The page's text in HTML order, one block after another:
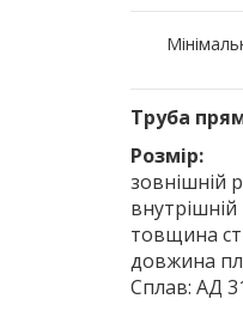
Труба
Розмір:
зовнішній
товщина
довжина
Сплав: АД